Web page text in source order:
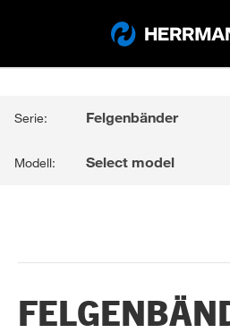
Serie: Felgenbänder
Modell: Select model